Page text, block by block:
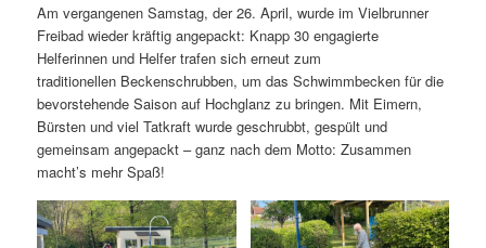
Am vergangenen Samstag, der 26. April, wurde im Vielbrunner
Freibad wieder kräftig angepackt: Knapp 30 engagierte
Helferinnen und Helfer trafen sich erneut zum
traditionellen Beckenschrubben, um das Schwimmbecken für die
bevorstehende Saison auf Hochglanz zu bringen. Mit Eimern,
Bürsten und viel Tatkraft wurde geschrubbt, gespült und
gemeinsam angepackt – ganz nach dem Motto: Zusammen
macht’s mehr Spaß!